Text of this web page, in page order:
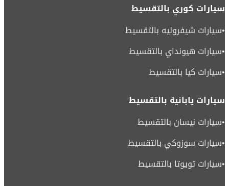
سيارات كوري بالتقسيط
•سيارات شيفروليه بالتقسيط
•سيارات هيونداي بالتقسيط
•سيارات كيا بالتقسيط
سيارات يابانية بالتقسيط
•سيارات نيسان بالتقسيط
•سيارات سوزوكي بالتقسيط
•سيارات تويوتا بالتقسيط